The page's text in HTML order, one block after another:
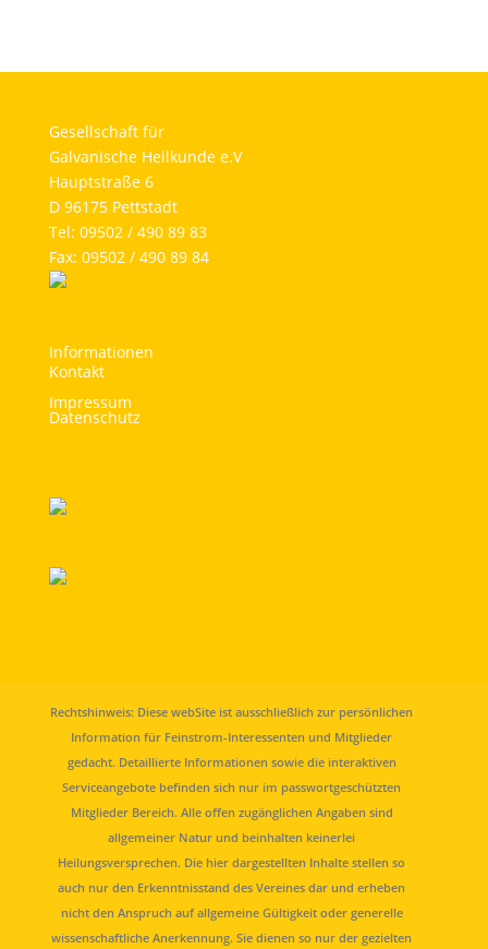
Gesellschaft für
Galvanische Heilkunde e.V
Hauptstraße 6
D 96175 Pettstadt
Tel: 09502 / 490 89 83
Fax: 09502 / 490 89 84
Informationen
Kontakt
Impressum
Datenschutz
Rechtshinweis: Diese webSite ist ausschließlich zur persönlichen
Information für Feinstrom-Interessenten und Mitglieder
gedacht. Detaillierte Informationen sowie die interaktiven
Serviceangebote befinden sich nur im passwortgeschützten
Mitglieder Bereich. Alle offen zugänglichen Angaben sind
allgemeiner Natur und beinhalten keinerlei
Heilungsversprechen. Die hier dargestellten Inhalte stellen so
auch nur den Erkenntnisstand des Vereines dar und erheben
nicht den Anspruch auf allgemeine Gültigkeit oder generelle
wissenschaftliche Anerkennung. Sie dienen so nur der gezielten